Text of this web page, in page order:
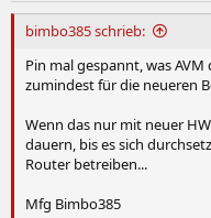
bimbo385 schrieb:
Pin mal gespannt, was
zumindest für die neueren
Wenn das nur mit neuer
dauern, bis es sich
Router betreiben...
Mfg Bimbo385